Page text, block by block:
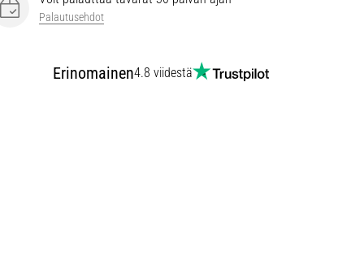
Palautusehdot
Erinomainen4.8 viidestä